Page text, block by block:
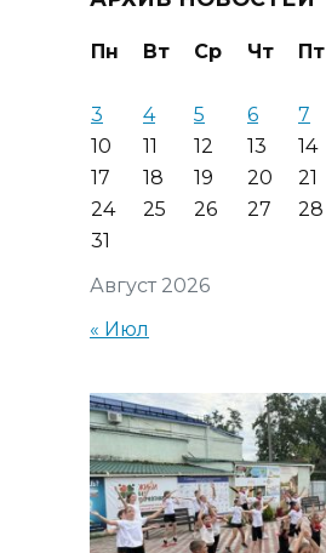
Август 2026
Пн Вт Ср Чт Пт
3
4 5 6 7
10
11 12 13 14
17
18 19 20 21
24
25 26 27 28
31
« Июл